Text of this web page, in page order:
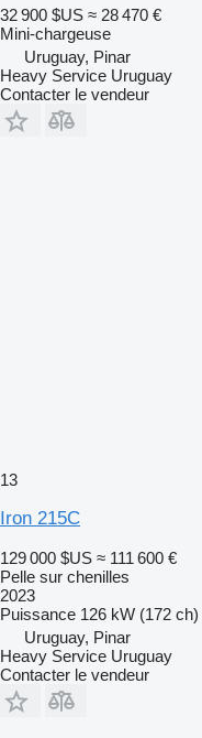
32 900 $US ≈ 28 470 €
Mini-chargeuse
Uruguay, Pinar
Heavy Service Uruguay
Contacter le vendeur
13
Iron 215C
129 000 $US ≈ 111 600 €
Pelle sur chenilles
2023
Puissance 126 kW (172 ch)
Uruguay, Pinar
Heavy Service Uruguay
Contacter le vendeur